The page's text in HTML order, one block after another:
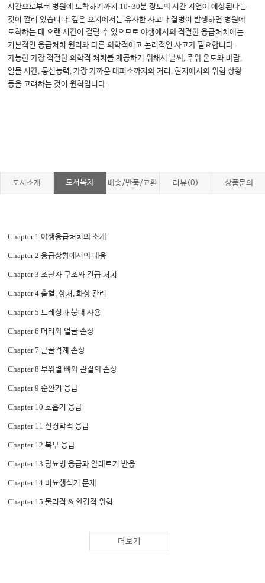
시간으로부터 병원에 도착하기까지 10~30분 정도의 시간 지연이 예상된다는
것이 깔려 있습니다.깊은 오지에서는 유사한 사고나 질병이 발생하면 병원에
도착하는 데 오랜 시간이 걸릴 수 있으므로 야생에서의 적절한 응급처치에는
기본적인 응급처치 원리와 다른 의학적이고 논리적인 사고가 필요합니다.
가능한 가장 적절한 의학적 처치를 제공하기 위해서 날씨,주위 온도와 바람,
일몰 시간,통신능력,가장 가까운 대피소까지의 거리,현지에서의 위험 상황
등을 고려하는 것이 원칙입니다.
도서소개 도서목차 배송/반품/교환 리뷰(0) 상품문의
Chapter 1야생응급처치의 소개
Chapter 2응급상황에서의 대응
Chapter 3조난자 구조와 긴급 처치
Chapter 4출혈,상처,화상 관리
Chapter 5드레싱과 붕대 사용
Chapter 6 머리와 얼굴 손상
Chapter 7근골격계 손상
Chapter 8부위별 뼈와 관절의 손상
Chapter 9순환기 응급
Chapter 10호흡기 응급
Chapter 11신경학적 응급
Chapter 12복부 응급
Chapter 13당뇨병 응급과 알레르기 반응
Chapter 14 비뇨생식기 문제
Chapter 15물리적&환경적 위험
더보기